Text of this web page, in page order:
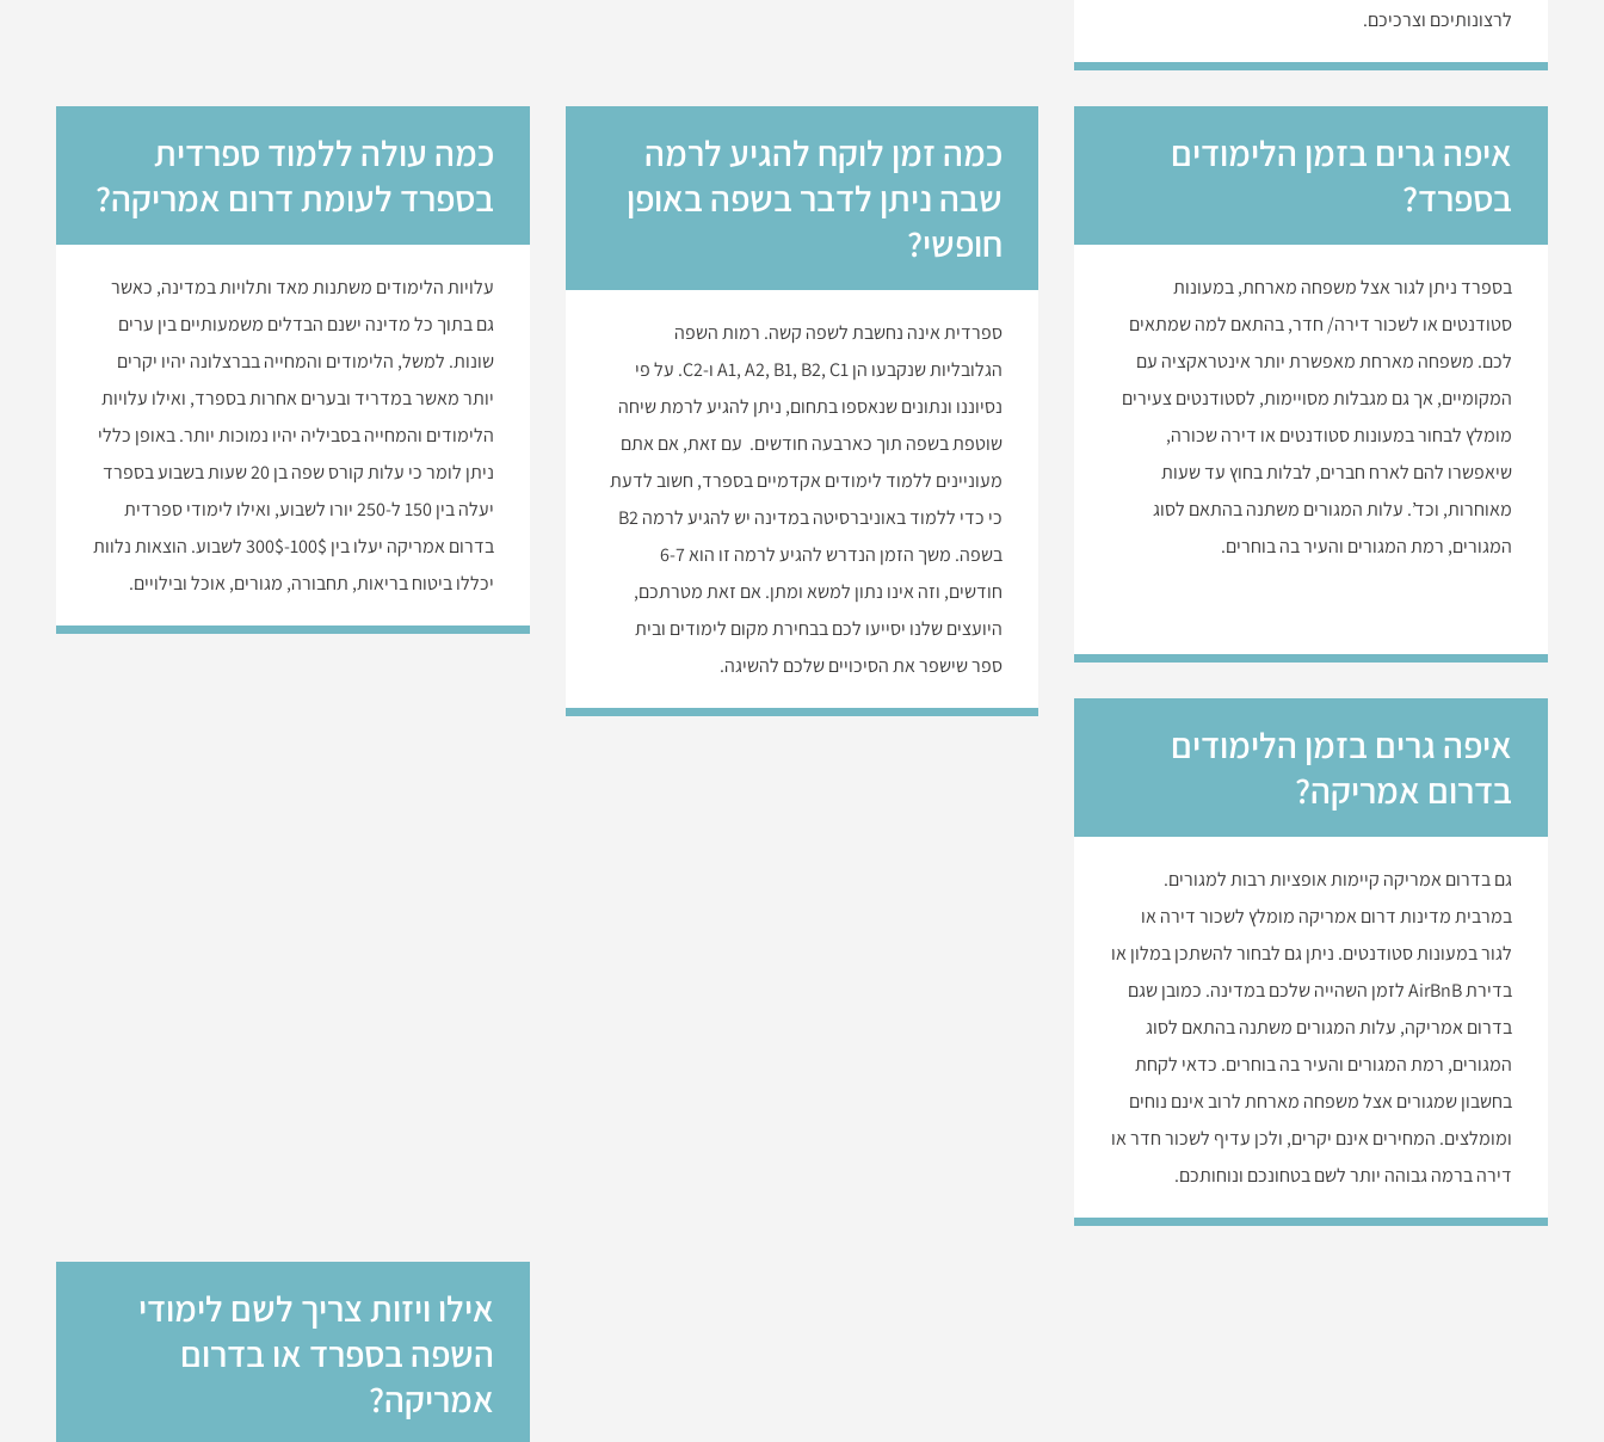
לרצונותיכם וצרכיכם.
כמה עולה ללמוד ספרדית
בספרד לעומת דרום אמריקה?
עלויות הלימודים משתנות מאד ותלויות במדינה, כאשר
גם בתוך כל מדינה ישנם הבדלים משמעותיים בין ערים
שונות. למשל, הלימודים והמחייה בברצלונה יהיו יקרים
יותר מאשר במדריד ובערים אחרות בספרד, ואילו עלויות
הלימודים והמחייה בסביליה יהיו נמוכות יותר. באופן כללי
ניתן לומר כי עלות קורס שפה בן 20 שעות בשבוע בספרד
יעלה בין 150 ל-250 יורו לשבוע, ואילו לימודי ספרדית
בדרום אמריקה יעלו בין 100$-300$ לשבוע. הוצאות נלוות
יכללו ביטוח בריאות, תחבורה, מגורים, אוכל ובילויים.
כמה זמן לוקח להגיע לרמה
שבה ניתן לדבר בשפה באופן
חופשי?
ספרדית אינה נחשבת לשפה קשה. רמות השפה
הגלובליות שנקבעו הן A1, A2, B1, B2, C1 ו-C2. על פי
נסיוננו ונתונים שנאספו בתחום, ניתן להגיע לרמת שיחה
שוטפת בשפה תוך כארבעה חודשים. עם זאת, אם אתם
מעוניינים ללמוד לימודים אקדמיים בספרד, חשוב לדעת
כי כדי ללמוד באוניברסיטה במדינה יש להגיע לרמה B2
בשפה. משך הזמן הנדרש להגיע לרמה זו הוא 6-7
חודשים, וזה אינו נתון למשא ומתן. אם זאת מטרתכם,
היועצים שלנו יסייעו לכם בבחירת מקום לימודים ובית
ספר שישפר את הסיכויים שלכם להשיגה.
איפה גרים בזמן הלימודים
בספרד?
בספרד ניתן לגור אצל משפחה מארחת, במעונות
סטודנטים או לשכור דירה/ חדר, בהתאם למה שמתאים
לכם. משפחה מארחת מאפשרת יותר אינטראקציה עם
המקומיים, אך גם מגבלות מסויימות, לסטודנטים צעירים
מומלץ לבחור במעונות סטודנטים או דירה שכורה,
שיאפשרו להם לארח חברים, לבלות בחוץ עד שעות
מאוחרות, וכד’. עלות המגורים משתנה בהתאם לסוג
המגורים, רמת המגורים והעיר בה בוחרים.
איפה גרים בזמן הלימודים
בדרום אמריקה?
גם בדרום אמריקה קיימות אופציות רבות למגורים.
במרבית מדינות דרום אמריקה מומלץ לשכור דירה או
לגור במעונות סטודנטים. ניתן גם לבחור להשתכן במלון או
בדירת AirBnB לזמן השהייה שלכם במדינה. כמובן שגם
בדרום אמריקה, עלות המגורים משתנה בהתאם לסוג
המגורים, רמת המגורים והעיר בה בוחרים. כדאי לקחת
בחשבון שמגורים אצל משפחה מארחת לרוב אינם נוחים
ומומלצים. המחירים אינם יקרים, ולכן עדיף לשכור חדר או
דירה ברמה גבוהה יותר לשם בטחונכם ונוחותכם.
אילו ויזות צריך לשם לימודי
השפה בספרד או בדרום
אמריקה?